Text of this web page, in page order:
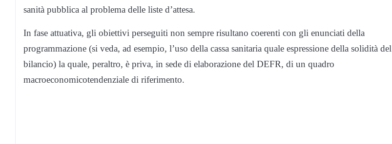
sanità pubblica al problema delle liste d’attesa.
In fase attuativa, gli obiettivi perseguiti non sempre risultano coerenti con gli enunciati della
programmazione (si veda, ad esempio, l’uso della cassa sanitaria quale espressione della solidità del
bilancio) la quale, peraltro, è priva, in sede di elaborazione del DEFR, di un quadro
macroeconomicotendenziale di riferimento.